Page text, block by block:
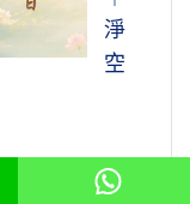
淨
空
淨